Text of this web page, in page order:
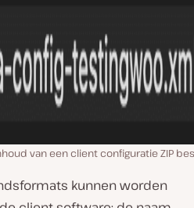
van een client configuratie ZIP
kunnen worden